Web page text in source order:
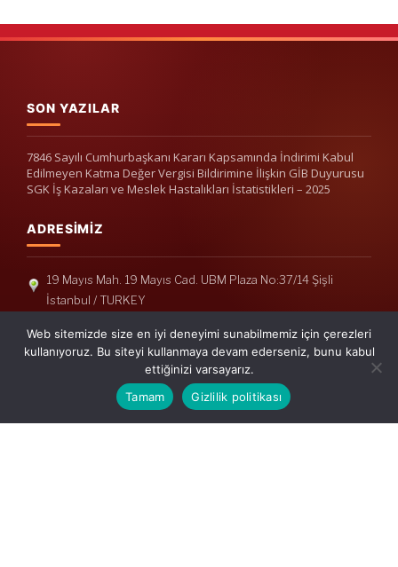
SON YAZILAR
7846 Sayılı Cumhurbaşkanı Kararı Kapsamında İndirimi Kabul
Edilmeyen Katma Değer Vergisi Bildirimine İlişkin GİB Duyurusu
SGK İş Kazaları ve Meslek Hastalıkları İstatistikleri – 2025
ADRESIMIZ
19 Mayıs Mah. 19 Mayıs Cad. UBM Plaza No:37/14 Şişli
İstanbul / TURKEY
Telefon: +90(212) 240 33 39
Telefon: +90(212) 248 19 36
info@erisymm.com
Web sitemizde size en iyi deneyimi sunabilmemiz için çerezleri
kullanıyoruz. Bu siteyi kullanmaya devam ederseniz, bunu kabul
ettiğinizi varsayarız.
Tamam
Gizlilik politikası